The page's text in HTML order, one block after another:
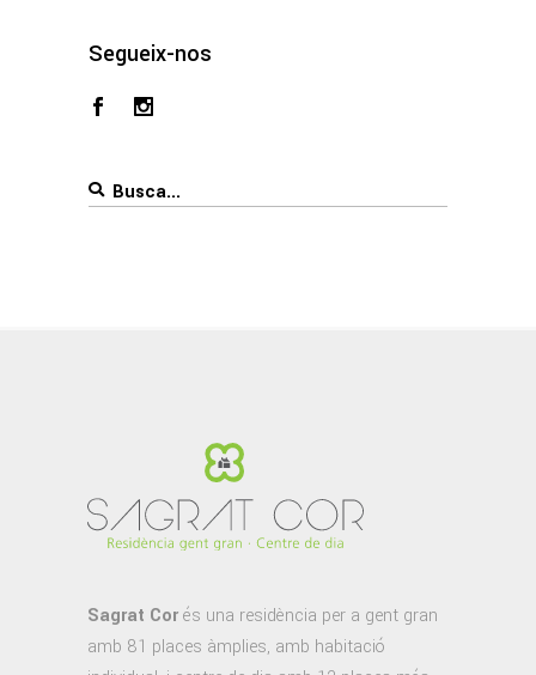
Segueix-nos
Search
Sagrat Corés una residència per a gent gran
amb 81 places àmplies, amb habitació